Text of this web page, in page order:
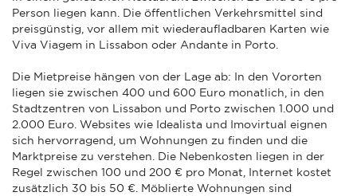
Person liegen kann. Die öffentlichen Verkehrsmittel sind
preisgünstig, vor allem mit wiederaufladbaren Karten wie
Viva Viagem in Lissabon oder Andante in Porto.
Die Mietpreise hängen von der Lage ab: In den Vororten
liegen sie zwischen 400 und 600 Euro monatlich, in den
Stadtzentren von Lissabon und Porto zwischen 1.000 und
2.000 Euro. Websites wie Idealista und Imovirtual eignen
sich hervorragend, um Wohnungen zu finden und die
Marktpreise zu verstehen. Die Nebenkosten liegen in der
Regel zwischen 100 und 200 € pro Monat, Internet kostet
zusätzlich 30 bis 50 €. Möblierte Wohnungen sind